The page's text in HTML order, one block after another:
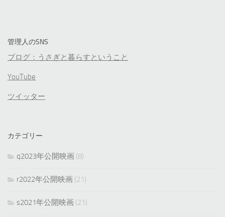
管理人のSNS
ブログ：うさぎと暮らすということ
YouTube
ツイッター
カテゴリー
q2023年公開映画 (8)
r2022年公開映画 (21)
s2021年公開映画 (21)